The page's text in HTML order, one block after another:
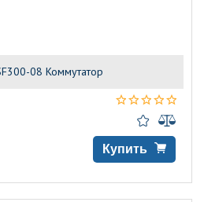
08 Коммутатор
Купить